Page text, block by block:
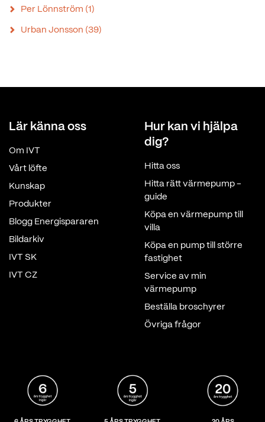
Per Lönnström (1)
Urban Jonsson (39)
Lär känna oss
Om IVT
Vårt löfte
Kunskap
Produkter
Blogg Energispararen
Bildarkiv
IVT SK
IVT CZ
Hur kan vi hjälpa
dig?
Hitta oss
Hitta rätt värmepump -
guide
Köpa en värmepump till
villa
Köpa en pump till större
fastighet
Service av min
värmepump
Beställa broschyrer
Övriga frågor